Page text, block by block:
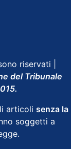
riservati |
del Tribunale
articoli senza la
soggetti a